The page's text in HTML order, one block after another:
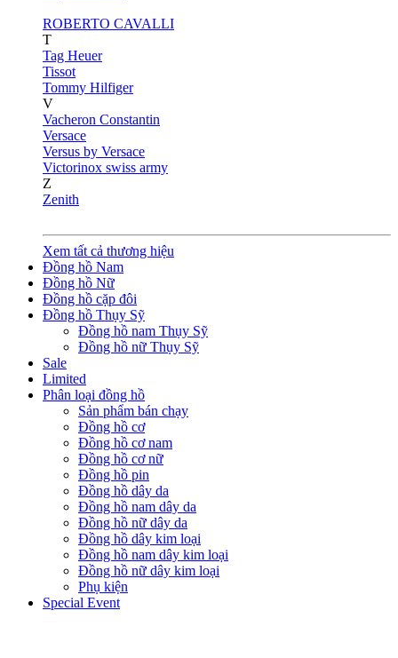
ROBERTO CAVALLI
T
Tag Heuer
Tissot
Tommy Hilfiger
V
Vacheron Constantin
Versace
Versus by Versace
Victorinox swiss army
Z
Zenith
Xem tất cả thương hiệu
Đồng hồ Nam
Đồng hồ Nữ
Đồng hồ cặp đôi
Đồng hồ Thụy Sỹ
Đồng hồ nam Thụy Sỹ
Đồng hồ nữ Thụy Sỹ
Sale
Limited
Phân loại đồng hồ
Sản phẩm bán chạy
Đồng hồ cơ
Đồng hồ cơ nam
Đồng hồ cơ nữ
Đồng hồ pin
Đồng hồ dây da
Đồng hồ nam dây da
Đồng hồ nữ dây da
Đồng hồ dây kim loại
Đồng hồ nam dây kim loại
Đồng hồ nữ dây kim loại
Phụ kiện
Special Event